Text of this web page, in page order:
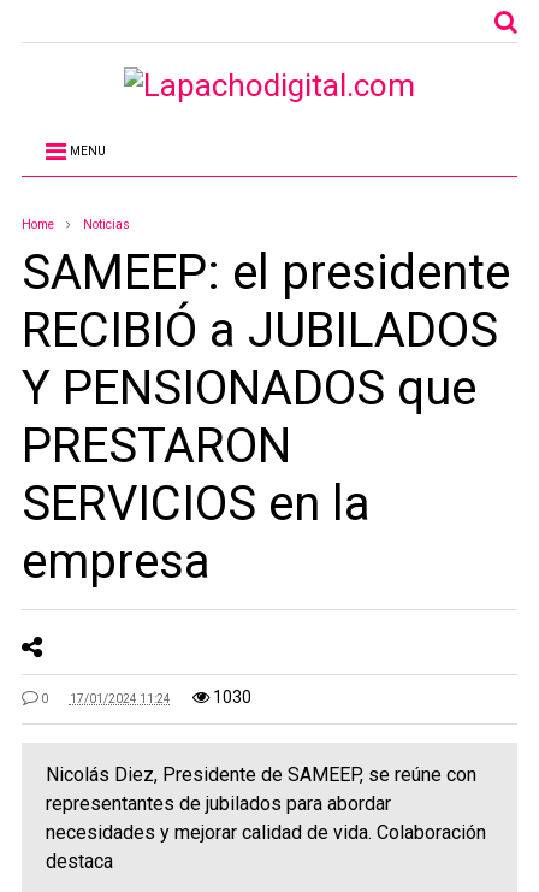
MENU
Home Noticias
SAMEEP: el presidente
RECIBIÓ a JUBILADOS
Y PENSIONADOS que
PRESTARON
SERVICIOS en la
empresa
0 17/01/2024 11:24 1030
Nicolás Diez, Presidente de SAMEEP, se reúne con
representantes de jubilados para abordar
necesidades y mejorar calidad de vida. Colaboración
destaca